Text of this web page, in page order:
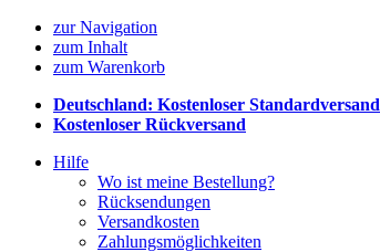
zur Navigation
zum Inhalt
zum Warenkorb
Deutschland: Kostenloser Standardversand
Kostenloser Rückversand
Hilfe
Wo ist meine Bestellung?
Rücksendungen
Versandkosten
Zahlungsmöglichkeiten